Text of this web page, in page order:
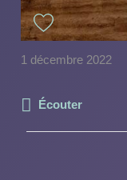
1 décembre 2022
Écouter